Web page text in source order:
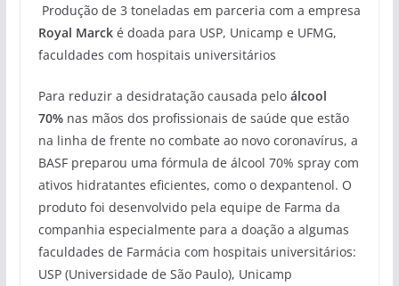
Produção de 3 toneladas em parceria com a empresa
Royal Marcké doada para USP, Unicamp e UFMG,
faculdades com hospitais universitários
Para reduzir a desidratação causada pelo álcool
70% nas mãos dos profissionais de saúde que estão
na linha de frente no combate ao novo coronavírus, a
BASF preparou uma fórmula de álcool 70% spray com
ativos hidratantes eficientes, como o dexpantenol. O
produto foi desenvolvido pela equipe de Farma da
companhia especialmente para a doação a algumas
faculdades de Farmácia com hospitais universitários:
USP (Universidade de São Paulo), Unicamp